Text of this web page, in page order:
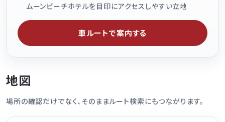
ムーンビーチホテルを目印にアクセスしやすい立地
車ルートで案内する
地図
場所の確認だけでなく、そのままルート検索にもつながります。